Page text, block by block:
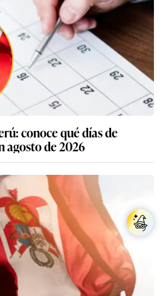
conoce qué días de
agosto de 2026